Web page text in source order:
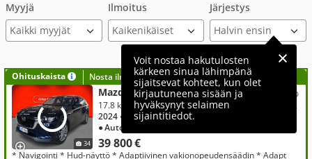
Myyjä
Kaikki myyjät
Ilmoitus Järjestys
Voit nostaa hakutulosten
kärkeen sinua lähimpänä
sijaitsevat kohteet, kun olet
kirjautuneena sisään ja
hyväksynyt selaimen
sijaintitiedot.
Ohituskaista Nosta ilmoituksesi tähän?
34
Mazda CX-60
39 800 €
17.8 kWh, 2.5 PHEV 8AT AWD Exclusive-Line Driver Assistance
2024 ● 18 000 km● Hybridi (bensiini/sähkö)
● Automaatti
* Navigointi * Hud-näyttö * Adaptiivinen vakionopeudensäädin * Adapt